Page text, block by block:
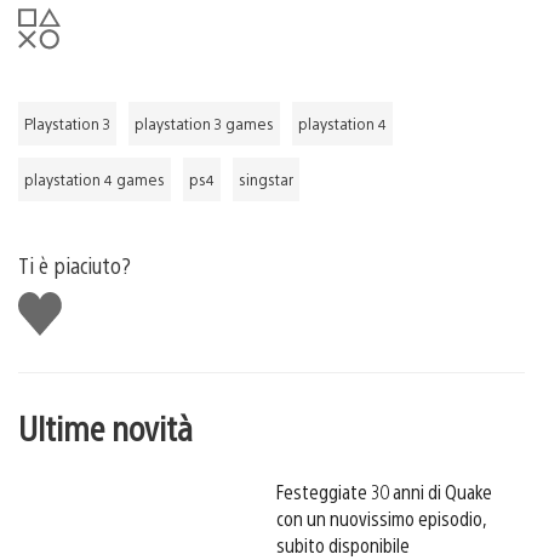
Playstation 3 playstation 3 games playstation 4
playstation 4 games ps4 singstar
Ti è piaciuto?
Mi
piace
Ultime novità
Festeggiate 30 anni di Quake
con un nuovissimo episodio,
subito disponibile